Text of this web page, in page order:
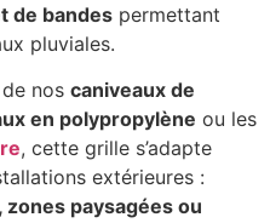
de bandes permettant
pluviales.
nos caniveaux de
en polypropylène ou les
, cette grille s’adapte
extérieures :
paysagées ou